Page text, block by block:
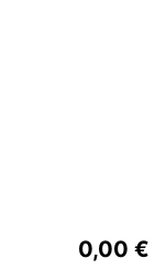
0,00 €